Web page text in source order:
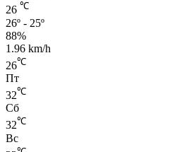
26 ℃
26º - 25º
88%
1.96 km/h
26℃
Пт
32℃
Сб
32℃
Вс